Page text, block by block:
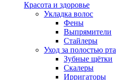
Красота и здоровье
Укладка волос
Фены
Выпрямители
Стайлеры
Уход за полостью рта
Зубные щётки
Скалеры
Ирригаторы